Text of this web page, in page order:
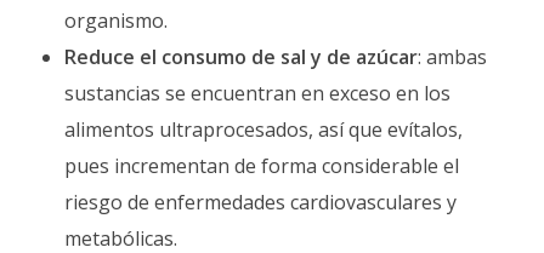
organismo.
Reduce el consumo de sal y de azúcar: ambas
sustancias se encuentran en exceso en los
alimentos ultraprocesados, así que evítalos,
pues incrementan de forma considerable el
riesgo de enfermedades cardiovasculares y
metabólicas.